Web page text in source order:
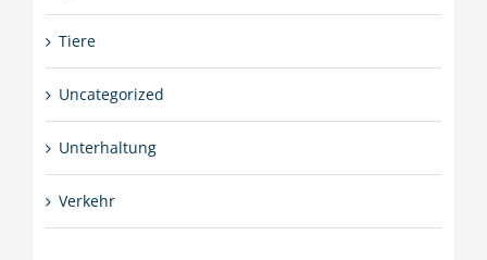
Tiere
Uncategorized
Unterhaltung
Verkehr